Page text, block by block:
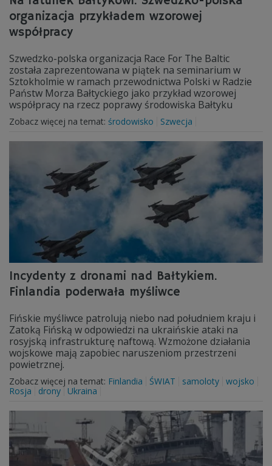
organizacja przykładem wzorowej
współpracy
Szwedzko-polska organizacja Race For The Baltic
została zaprezentowana w piątek na seminarium w
Sztokholmie w ramach przewodnictwa Polski w Radzie
Państw Morza Bałtyckiego jako przykład wzorowej
współpracy na rzecz poprawy środowiska Bałtyku
Zobacz więcej na temat: środowisko Szwecja
Incydenty z dronami nad Bałtykiem.
Finlandia poderwała myśliwce
Fińskie myśliwce patrolują niebo nad południem kraju i
Zatoką Fińską w odpowiedzi na ukraińskie ataki na
rosyjską infrastrukturę naftową. Wzmożone działania
wojskowe mają zapobiec naruszeniom przestrzeni
powietrznej.
Zobacz więcej na temat: Finlandia ŚWIAT samoloty wojsko
Rosja
drony Ukraina